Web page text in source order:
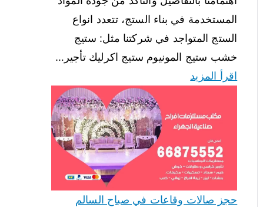
المستخدمة في بناء الستج، تتعدد انواع
الستج المتواجد في شركتنا مثل: ستيج
خشب ستيج المونيوم ستيج اكرليك تأجير…
اقرأ المزيد
حجز صالات وقاعات في صباح السالم